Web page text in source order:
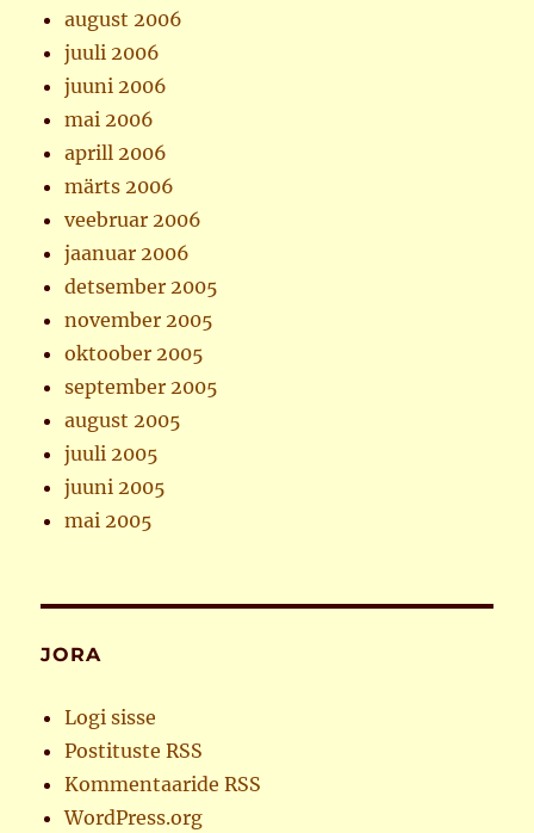
august 2006
juuli 2006
juuni 2006
mai 2006
aprill 2006
märts 2006
veebruar 2006
jaanuar 2006
detsember 2005
november 2005
oktoober 2005
september 2005
august 2005
juuli 2005
juuni 2005
mai 2005
JORA
Logi sisse
Postituste RSS
Kommentaaride RSS
WordPress.org